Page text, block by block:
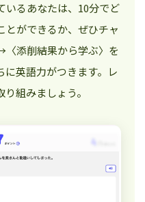
いるあなたは、10分でど
とができるか、ぜひチャ
添削結果から学ぶ〉を
に英語力がつきます。レ
組みましょう。